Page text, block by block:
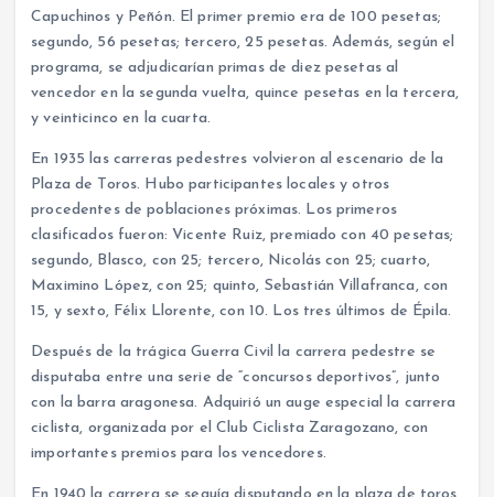
Capuchinos y Peñón. El primer premio era de 100 pesetas;
segundo, 56 pesetas; tercero, 25 pesetas. Además, según el
programa, se adjudicarían primas de diez pesetas al
vencedor en la segunda vuelta, quince pesetas en la tercera,
y veinticinco en la cuarta.
En 1935 las carreras pedestres volvieron al escenario de la
Plaza de Toros. Hubo participantes locales y otros
procedentes de poblaciones próximas. Los primeros
clasificados fueron: Vicente Ruiz, premiado con 40 pesetas;
segundo, Blasco, con 25; tercero, Nicolás con 25; cuarto,
Maximino López, con 25; quinto, Sebastián Villafranca, con
15, y sexto, Félix Llorente, con 10. Los tres últimos de Épila.
Después de la trágica Guerra Civil la carrera pedestre se
disputaba entre una serie de “concursos deportivos”, junto
con la barra aragonesa. Adquirió un auge especial la carrera
ciclista, organizada por el Club Ciclista Zaragozano, con
importantes premios para los vencedores.